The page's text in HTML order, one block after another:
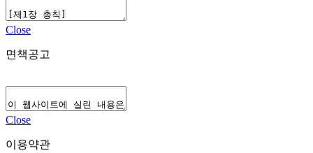
Close
면책공고
Close
이용약관